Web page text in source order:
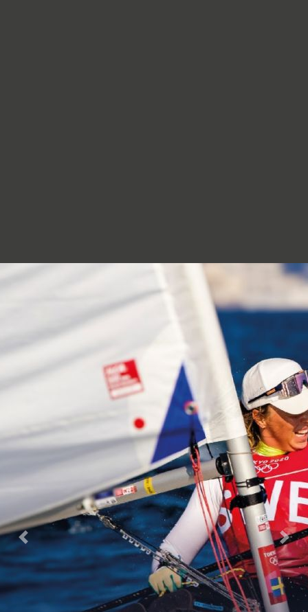
Previous Next